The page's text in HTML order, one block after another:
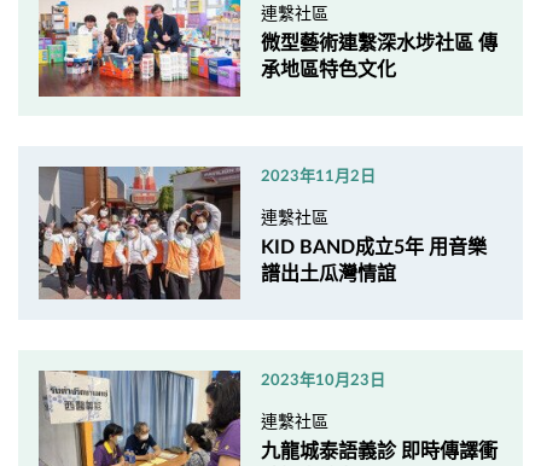
連繫社區
微型藝術連繫深水埗社區 傳
承地區特色文化
2023年11月2日
連繫社區
KID BAND成立5年 用音樂
譜出土瓜灣情誼
2023年10月23日
連繫社區
九龍城泰語義診 即時傳譯衝